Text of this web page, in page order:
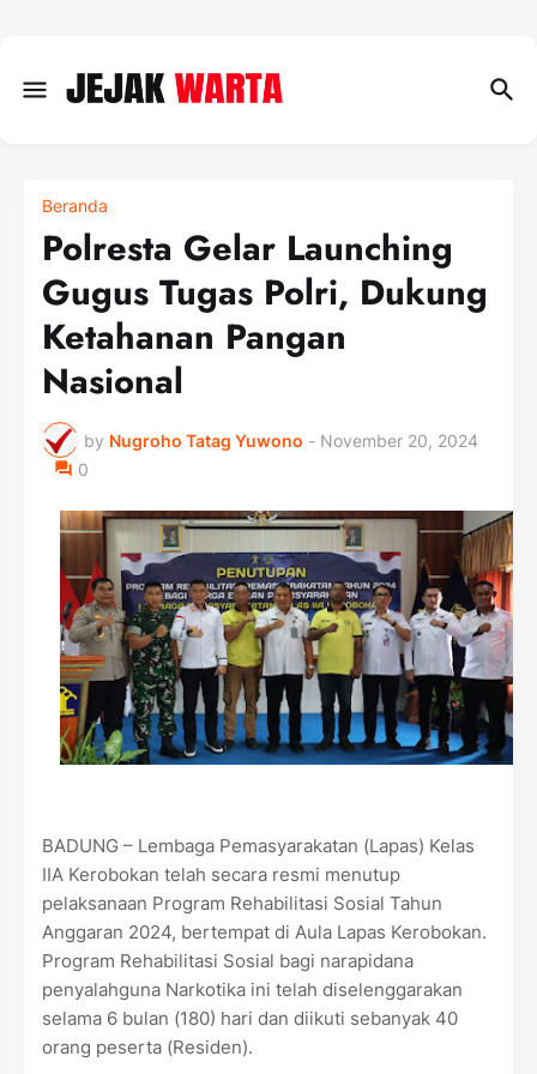
Beranda
Polresta Gelar Launching
Gugus Tugas Polri, Dukung
Ketahanan Pangan
Nasional
by Nugroho Tatag Yuwono - November 20, 2024
0
BADUNG – Lembaga Pemasyarakatan (Lapas) Kelas
IIA Kerobokan telah secara resmi menutup
pelaksanaan Program Rehabilitasi Sosial Tahun
Anggaran 2024, bertempat di Aula Lapas Kerobokan.
Program Rehabilitasi Sosial bagi narapidana
penyalahguna Narkotika ini telah diselenggarakan
selama 6 bulan (180) hari dan diikuti sebanyak 40
orang peserta (Residen).